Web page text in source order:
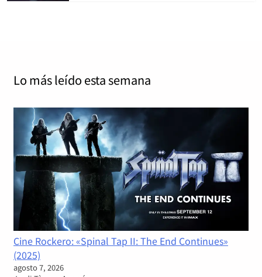
Lo más leído esta semana
Cine Rockero: «Spinal Tap II: The End Continues»
(2025)
agosto 7, 2026